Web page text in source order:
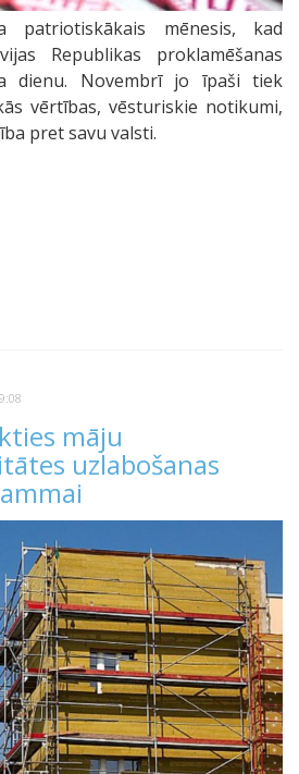
patriotiskākais mēnesis, kad
Republikas proklamēšanas
dienu. Novembrī jo īpaši tiek
vērtības, vēsturiskie notikumi,
pret savu valsti.
māju
uzlabošanas